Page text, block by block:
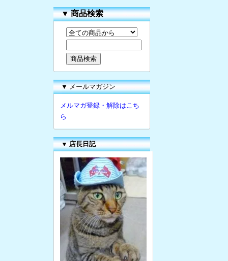
▼商品検索
▼ メールマガジン
メルマガ登録・解除はこち
ら
▼ 店長日記